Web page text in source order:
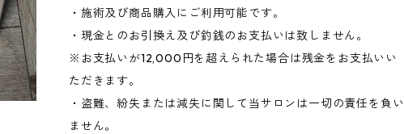
・施術及び商品購入にご利用可能です。
・現金とのお引換え及び釣銭のお支払いは致しません。
※お支払いが12,000円を超えられた場合は残金をお支払いい
ただきます。
・盗難、紛失または減失に関して当サロンは一切の責任を負い
ません。